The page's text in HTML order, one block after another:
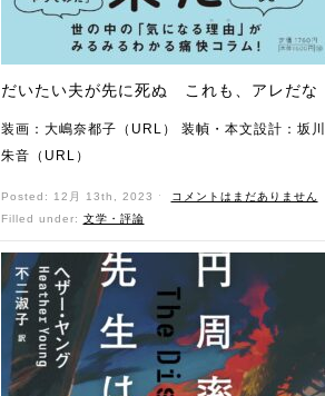
だいたい夫が先に死ぬ これも、アレだな
装画：大嶋奈都子（URL） 装幀・本文設計：坂川
朱音（URL）
Posted: 12月 13th, 2023 ˑ
コメントはまだありません
Filled under: 文学・評論